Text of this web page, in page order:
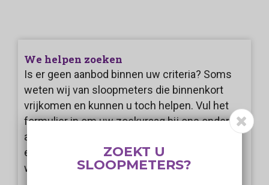
We helpen zoeken
Is er geen aanbod binnen uw criteria? Soms
weten wij van sloopmeters die binnenkort
vrijkomen en kunnen u toch helpen. Vul het
formulier in om uw zoekvraag bij ons onder de
aandacht te brengen. Wij informeren u als er
een aanbod voorbij komt dat aansluit bij uw
wensen!
ZOEKT U
SLOOPMETERS?